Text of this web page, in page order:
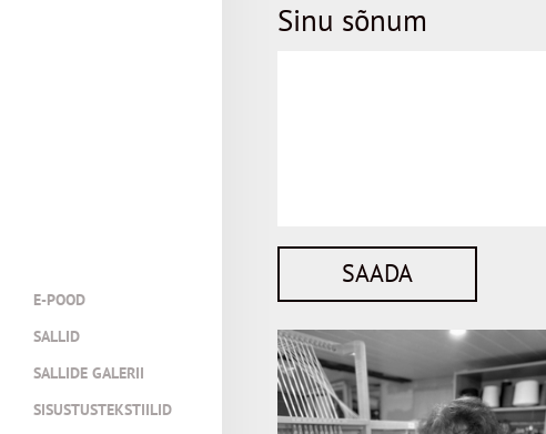
E-POOD
SALLID
SALLIDE GALERII
SISUSTUSTEKSTIILID
Sinu sõnum